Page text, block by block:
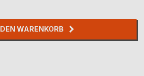
WARENKORB